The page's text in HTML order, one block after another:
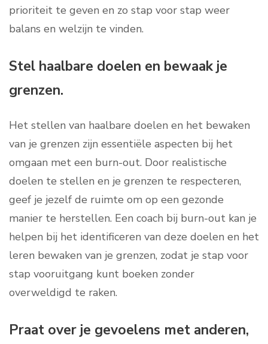
prioriteit te geven en zo stap voor stap weer
balans en welzijn te vinden.
Stel haalbare doelen en bewaak je
grenzen.
Het stellen van haalbare doelen en het bewaken
van je grenzen zijn essentiële aspecten bij het
omgaan met een burn-out. Door realistische
doelen te stellen en je grenzen te respecteren,
geef je jezelf de ruimte om op een gezonde
manier te herstellen. Een coach bij burn-out kan je
helpen bij het identificeren van deze doelen en het
leren bewaken van je grenzen, zodat je stap voor
stap vooruitgang kunt boeken zonder
overweldigd te raken.
Praat over je gevoelens met anderen,